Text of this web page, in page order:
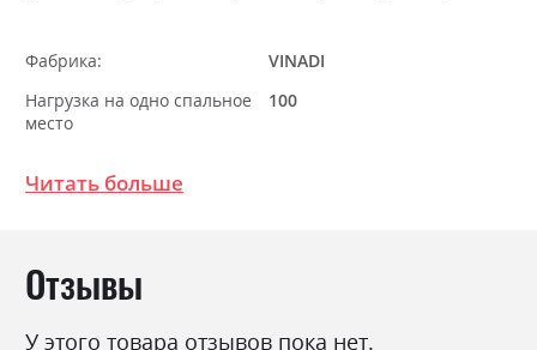
Фабрика:
VINADI
Нагрузка на одно спальное
место
100
Читать больше
Отзывы
У этого товара отзывов пока нет.